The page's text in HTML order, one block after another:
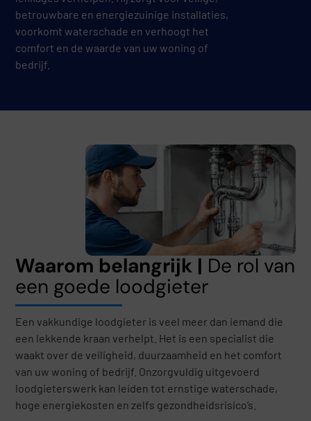
betrouwbare en energiezuinige installaties,
voorkomt waterschade en verhoogt het
comfort en de waarde van uw woning of
bedrijf.
Waarom belangrijk | De rol van
een goede loodgieter
Een vakkundige loodgieter is veel meer dan iemand die
een lekkende kraan verhelpt. Het is een specialist die
waakt over de veiligheid, duurzaamheid en het comfort
van uw woning of bedrijf. Onzorgvuldig uitgevoerd
loodgieterswerk kan leiden tot ernstige waterschade,
hoge energiekosten en zelfs gezondheidsrisico’s.